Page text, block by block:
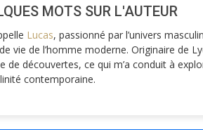
MOTS SUR L'AUTEUR
Lucas, passionné par l’univers
vie de l’homme moderne. Originaire de
de découvertes, ce qui m’a conduit à
contemporaine.